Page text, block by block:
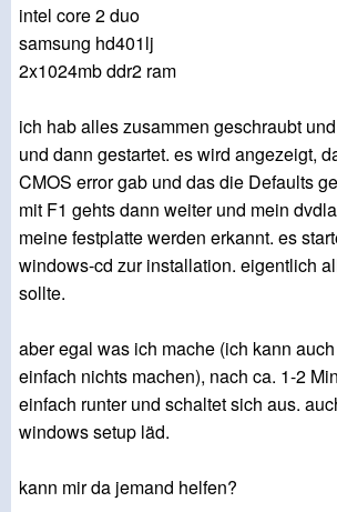
intel core 2 duo
samsung hd401lj
2x1024mb ddr2 ram
ich hab alles zusammen geschraubt
und dann gestartet. es wird angezeigt,
CMOS error gab und das die Defaults
mit F1 gehts dann weiter und mein
meine festplatte werden erkannt. es
windows-cd zur installation. eigentlich
sollte.
aber egal was ich mache (ich kann
einfach nichts machen), nach ca. 1-2
einfach runter und schaltet sich aus.
windows setup läd.
kann mir da jemand helfen?